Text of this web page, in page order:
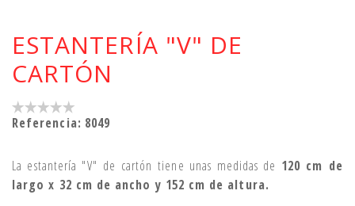
ESTANTERÍA "V" DE
CARTÓN
Referencia: 8049
La estantería "V" de cartón tiene unas medidas de 120 cm de
largo x 32 cm de ancho y 152 cm de altura.